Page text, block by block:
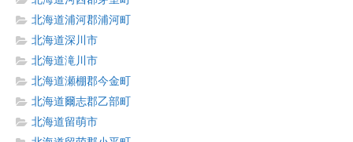
北海道浦河郡浦河町
北海道深川市
北海道滝川市
北海道瀬棚郡今金町
北海道爾志郡乙部町
北海道留萌市